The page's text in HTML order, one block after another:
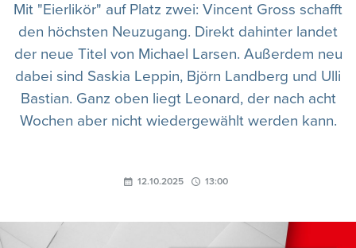
Mit "Eierlikör" auf Platz zwei: Vincent Gross schafft
den höchsten Neuzugang. Direkt dahinter landet
der neue Titel von Michael Larsen. Außerdem neu
dabei sind Saskia Leppin, Björn Landberg und Ulli
Bastian. Ganz oben liegt Leonard, der nach acht
Wochen aber nicht wiedergewählt werden kann.
12.10.2025 13:00